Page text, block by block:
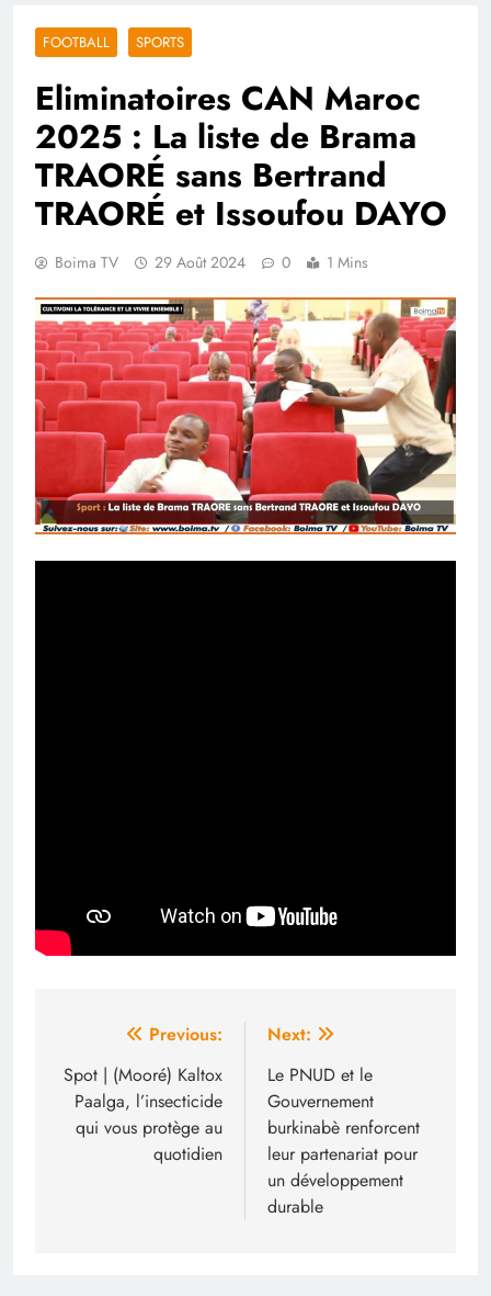
FOOTBALL SPORTS
Eliminatoires CAN Maroc
2025 : La liste de Brama
TRAORÉ sans Bertrand
TRAORÉ et Issoufou DAYO
Boima TV 29 Août 2024 0 1 Mins
Navigation
de
l’article
Previous:
Spot | (Mooré) Kaltox
Paalga, l’insecticide
qui vous protège au
quotidien
Next:
Le PNUD et le
Gouvernement
burkinabè renforcent
leur partenariat pour
un développement
durable